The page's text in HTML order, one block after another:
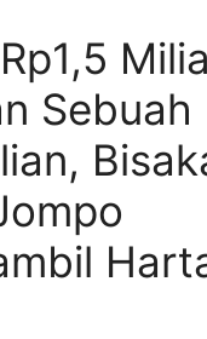
Sebuah